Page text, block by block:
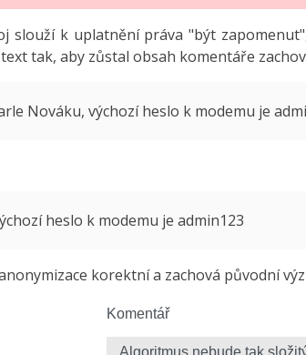
slouží k uplatnění práva "být
tak, aby zůstal obsah komentáře
Nováku, výchozí heslo k modemu je
heslo k modemu je admin123
korektní a zachová původní
Komentář